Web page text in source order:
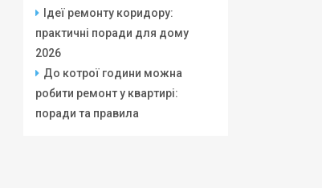
Ідеї ремонту коридору:
практичні поради для дому
2026
До котрої години можна
робити ремонт у квартирі:
поради та правила